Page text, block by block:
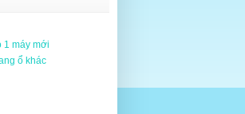
1 máy mới
ổ khác